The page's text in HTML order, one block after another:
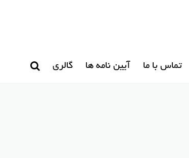
تماس با ما آیین نامه ها گالری